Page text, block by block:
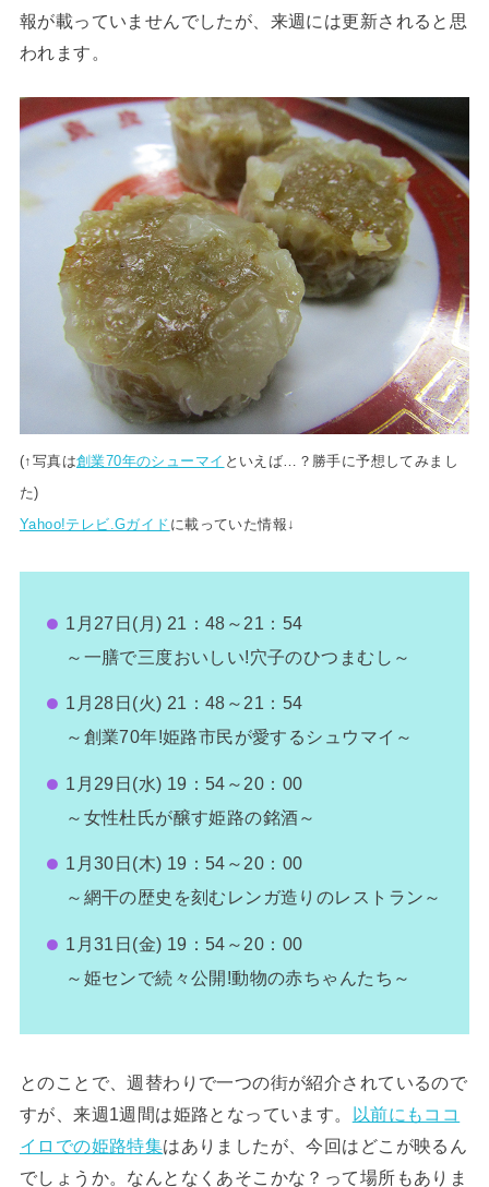
報が載っていませんでしたが、来週には更新されると思
われます。
(↑写真は創業70年のシューマイ といえば…？勝手に予想してみまし
た)
Yahoo!テレビ.Gガイド に載っていた情報↓
1月27日(月) 21：48～21：54
～一膳で三度おいしい!穴子のひつまむし～
1月28日(火) 21：48～21：54
～創業70年!姫路市民が愛するシュウマイ～
1月29日(水) 19：54～20：00
～女性杜氏が醸す姫路の銘酒～
1月30日(木) 19：54～20：00
～網干の歴史を刻むレンガ造りのレストラン～
1月31日(金) 19：54～20：00
～姫センで続々公開!動物の赤ちゃんたち～
とのことで、週替わりで一つの街が紹介されているので
すが、来週1週間は姫路となっています。 以前にもココ
イロでの姫路特集はありましたが、今回はどこが映るん
でしょうか。なんとなくあそこかな？って場所もありま